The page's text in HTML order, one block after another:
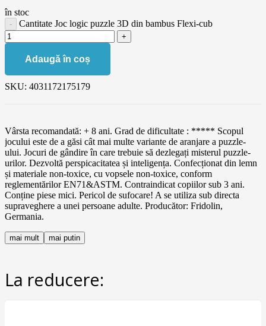
în stoc
Cantitate Joc logic puzzle 3D din bambus Flexi-cub
Adaugă în coș
SKU: 4031172175179
Vârsta recomandată: + 8 ani. Grad de dificultate : ***** Scopul
jocului este de a găsi cât mai multe variante de aranjare a puzzle-
ului. Jocuri de gândire în care trebuie să dezlegați misterul puzzle-
urilor. Dezvoltă perspicacitatea și inteligența. Confecționat din lemn
și materiale non-toxice, cu vopsele non-toxice, conform
reglementărilor EN71&ASTM. Contraindicat copiilor sub 3 ani.
Conține piese mici. Pericol de sufocare! A se utiliza sub directa
supraveghere a unei persoane adulte. Producător: Fridolin,
Germania.
mai mult mai putin
La reducere: